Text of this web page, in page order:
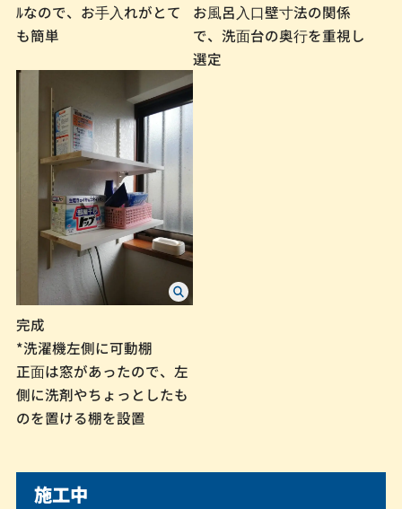
ﾙなので、お⼿⼊れがとて
も簡単
お⾵呂⼊⼝壁⼨法の関係
で、洗⾯台の奥⾏を重視し
選定
完成
*洗濯機左側に可動棚
正⾯は窓があったので、左
側に洗剤やちょっとしたも
のを置ける棚を設置
施工中